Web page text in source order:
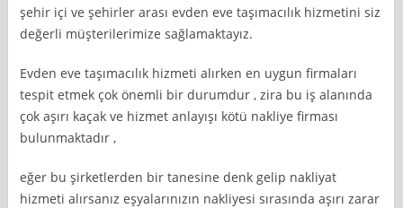
şehir içi ve şehirler arası evden eve taşımacılık hizmetini siz
değerli müşterilerimize sağlamaktayız.
Evden eve taşımacılık hizmeti alırken en uygun firmaları
tespit etmek çok önemli bir durumdur , zira bu iş alanında
çok aşırı kaçak ve hizmet anlayışı kötü nakliye firması
bulunmaktadır ,
eğer bu şirketlerden bir tanesine denk gelip nakliyat
hizmeti alırsanız eşyalarınızın nakliyesi sırasında aşırı zarar